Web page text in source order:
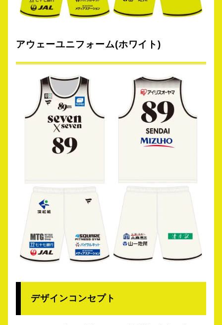
アウェーユニフォーム(ホワイト)
デザインコンセプト